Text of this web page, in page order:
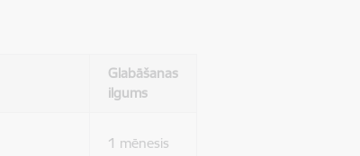
Glabāšanas
ilgums
1 mēnesis